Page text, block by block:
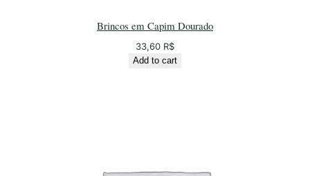
Brincos em Capim Dourado
33,60 R$
Add to cart